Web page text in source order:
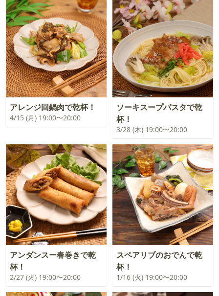
アレンジ回鍋肉で乾杯！
4/15 (月) 19:00〜20:00
ソーキスープパスタで乾
杯！
3/28 (木) 19:00〜20:00
アンダンスー春巻きで乾
杯！
2/27 (火) 19:00〜20:00
スペアリブのおでんで乾
杯！
1/16 (火) 19:00〜20:00